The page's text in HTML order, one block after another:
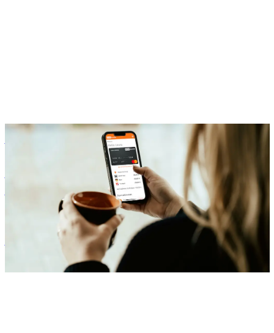
Unser Onboarding: So startet Dein Unternehmen mit flexiblen